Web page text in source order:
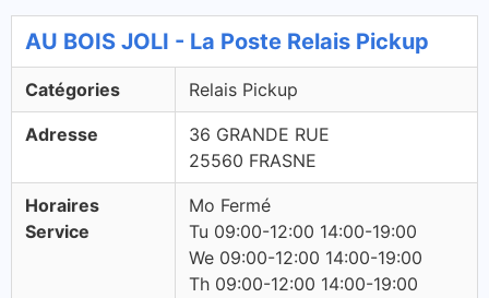
AU BOIS JOLI - La Poste Relais Pickup
Catégories Relais Pickup
Adresse
36 GRANDE RUE
25560 FRASNE
Horaires
Service
Mo Fermé
Tu 09:00-12:00 14:00-19:00
We 09:00-12:00 14:00-19:00
Th 09:00-12:00 14:00-19:00